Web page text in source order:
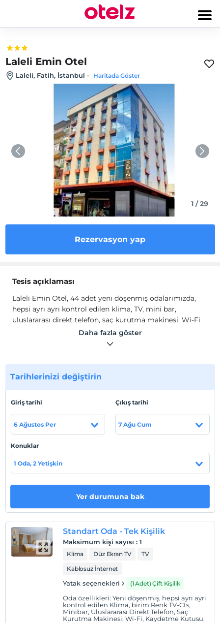
Laleli Emin Otel
Laleli, Fatih, İstanbul - Haritada Göster
1 /29
Rezervasyon yap
Tesis açıklaması
Laleli Emin Otel, 44 adet yeni döşenmiş odalarımızda,
hepsi ayrı ayrı kontrol edilen klima, TV, mini bar,
uluslararası direkt telefon, saç kurutma makinesi, Wi-Fi
aynı zamanda tesisimizde uluslararası restoran ve barlar
gibi bir konfor hissederek huzurlu konaklama deneyimi
vadediyor.
Tesis lokasyon bilgileri
İstanbul'un eski kesiminde yer alan Emin Hotel,
Kapalıçarşı, Aziz Sophie, Chora Müzesi, Fener Rum
Ortodoks Patrikhanesi, Sultanahmet Camii, Topkapı
Yerebatan Sarnıcı mekanlarına yürüme mesafesindedir.
Otelimiz metro, otobüs, tramvay duraklarına 5 dakika
uzaklıktadır.
Haritada Göster
Otel koşulları
En erken saat 14:00 ve sonrası
En geç saat 12:00 ve öncesi
Daha fazla göster
Tarihlerinizi değiştirin
Giriş tarihi
6 Ağustos Per
Çıkış tarihi
7 Ağu Cum
Konuklar
1 Oda, 2 Yetişkin
Yer durumuna bak
Standart Oda - Tek Kişilik
Maksimum kişi sayısı : 1
Klima Düz Ekran TV
TV
Kablosuz İnternet
Yatak seçenekleri (1 Adet) Çift Kişilik
Oda özellikleri: Yeni döşenmiş, hepsi ayrı ayrı
kontrol edilen Klima, birim Renk TV-Cts,
Minibar, Uluslararası Direkt Telefon, Saç
Kurutma Makinesi, Wi-Fi, Kaydetme Kutusu,